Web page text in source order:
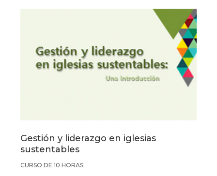
Gestión y liderazgo en iglesias
sustentables
CURSO DE 10 HORAS